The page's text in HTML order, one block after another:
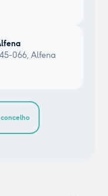
066, Alfena